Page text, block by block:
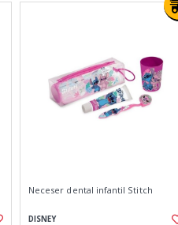
Neceser dental infantil Stitch
DISNEY